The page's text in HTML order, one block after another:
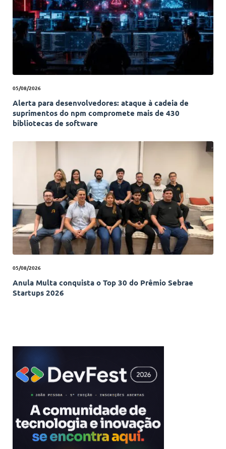
05/08/2026
Alerta para desenvolvedores: ataque à cadeia de
suprimentos do npm compromete mais de 430
bibliotecas de software
05/08/2026
Anula Multa conquista o Top 30 do Prêmio Sebrae
Startups 2026